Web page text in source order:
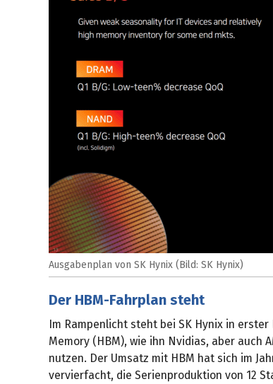
Ausgabenplan von SK Hynix (Bild: SK Hynix)
Der HBM-Fahrplan steht
Im Rampenlicht steht bei SK Hynix in erster
Memory (HBM), wie ihn Nvidias, aber auch
nutzen. Der Umsatz mit HBM hat sich im
vervierfacht, die Serienproduktion von 12